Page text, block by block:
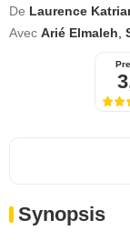
De Laurence
Avec Arié Elmaleh
Synopsis